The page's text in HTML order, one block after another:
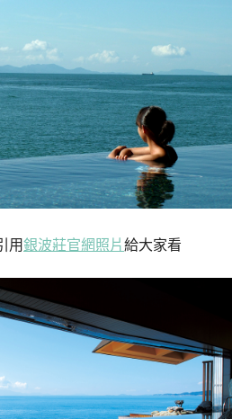
用銀波莊官網照片給大家看